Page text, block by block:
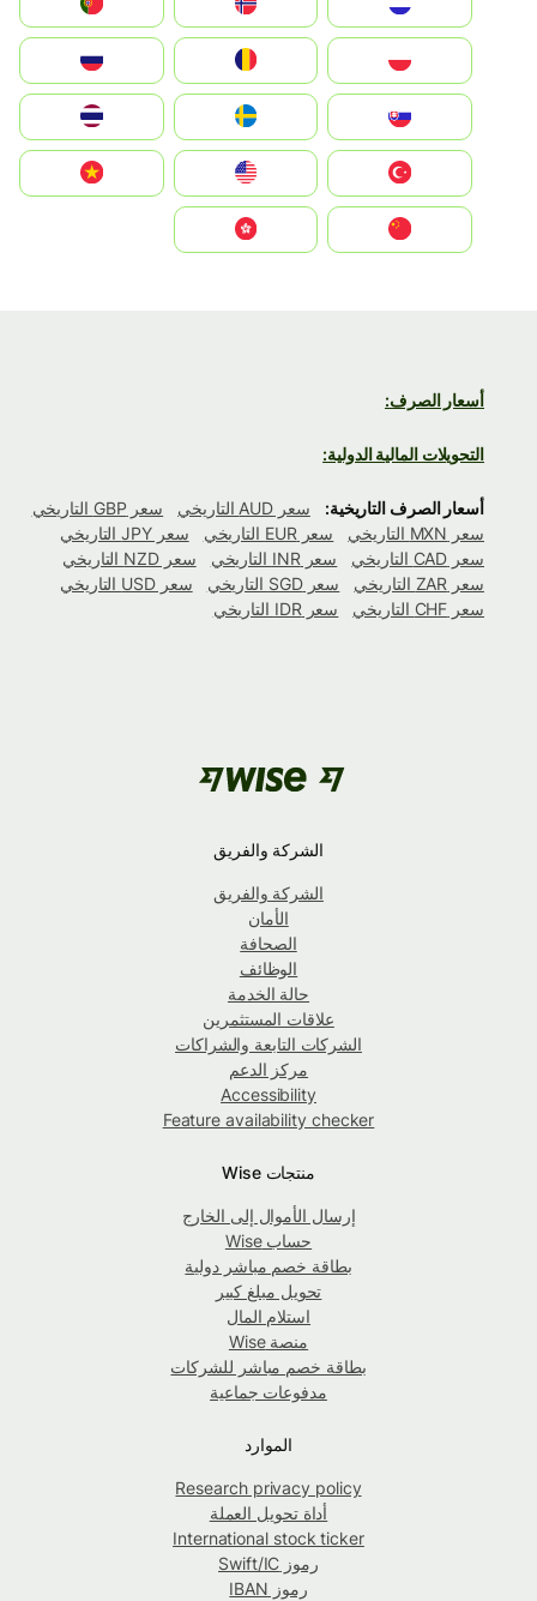
România
Slovensko
United States
Vietnam
أسعار الصرف:
التحويلات المالية الدولية:
أسعار الصرف التاريخية: سعر AUD التاريخي
سعر GBP التاريخي
سعر MXN التاريخي
سعر EUR التاريخي
سعر JPY التاريخي
سعر CAD التاريخي
سعر INR التاريخي
سعر NZD التاريخي
سعر ZAR التاريخي
سعر SGD التاريخي
سعر USD التاريخي
سعر CHF التاريخي
سعر IDR التاريخي
الشركة والفريق
الشركة والفريق
الأمان
الصحافة
الوظائف
حالة الخدمة
علاقات المستثمرين
الشركات التابعة والشراكات
مركز الدعم
Accessibility
Feature availability checker
منتجات Wise
إرسال الأموال إلى الخارج
حساب Wise
بطاقة خصم مباشر دولية
تحويل مبلغ كبير
استلام المال
منصة Wise
بطاقة خصم مباشر للشركات
مدفوعات جماعية
الموارد
Research privacy policy
أداة تحويل العملة
International stock ticker
رموز Swift/IC
رموز IBAN